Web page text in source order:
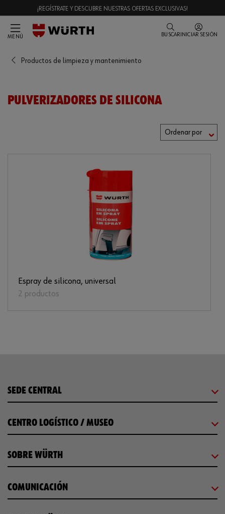
¡REGÍSTRATE Y DESCUBRE NUESTRAS OFERTAS EXCLUSIVAS!
MENÚ BUSCAR INICIAR SESIÓN
Productos de limpieza y mantenimiento
PULVERIZADORES DE SILICONA
Espray de silicona, universal
2 productos
SEDE CENTRAL
CENTRO LOGÍSTICO / MUSEO
SOBRE WÜRTH
COMUNICACIÓN